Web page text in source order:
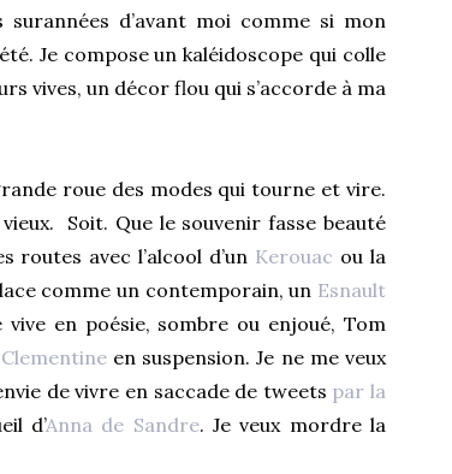
surannées d’avant moi comme si mon
Je compose un kaléidoscope qui colle
vives, un décor flou qui s’accorde à ma
roue des modes qui tourne et vire.
Soit. Que le souvenir fasse beauté
routes avec l’alcool d’un Kerouac ou la
comme un contemporain, un Esnault
en poésie, sombre ou enjoué, Tom
Clementineen suspension. Je ne me veux
de vivre en saccade de tweets par la
d’Anna de Sandre. Je veux mordre la